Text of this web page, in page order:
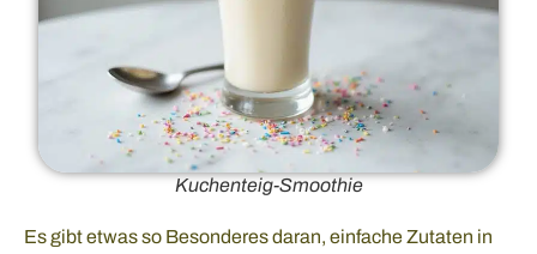
Kuchenteig-Smoothie
Es gibt etwas so Besonderes daran, einfache Zutaten in